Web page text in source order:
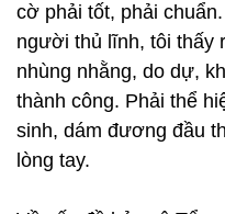
cờ phải tốt, phải
người thủ lĩnh, tôi thấy
nhùng nhằng, do dự,
thành công. Phải thể
sinh, dám đương đầu
lòng tay.